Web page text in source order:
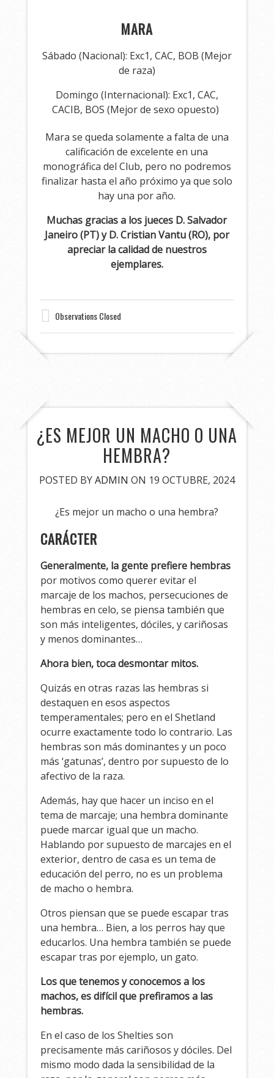
MARA
Sábado (Nacional): Exc1, CAC, BOB (Mejor
de raza)
Domingo (Internacional): Exc1, CAC,
CACIB, BOS (Mejor de sexo opuesto)
Mara se queda solamente a falta de una
calificación de excelente en una
monográfica del Club, pero no podremos
finalizar hasta el año próximo ya que solo
hay una por año.
Muchas gracias a los jueces D. Salvador
Janeiro (PT) y D. Cristian Vantu (RO), por
apreciar la calidad de nuestros
ejemplares.
Observations Closed
¿ES MEJOR UN MACHO O UNA
HEMBRA?
POSTED BYADMIN ON 19 OCTUBRE, 2024
¿Es mejor un macho o una hembra?
CARÁCTER
Generalmente, la gente prefiere hembras
por motivos como querer evitar el
marcaje de los machos, persecuciones de
hembras en celo, se piensa también que
son más inteligentes, dóciles, y cariñosas
y menos dominantes…
Ahora bien, toca desmontar mitos.
Quizás en otras razas las hembras si
destaquen en esos aspectos
temperamentales; pero en el Shetland
ocurre exactamente todo lo contrario. Las
hembras son más dominantes y un poco
más ‘gatunas’, dentro por supuesto de lo
afectivo de la raza.
Además, hay que hacer un inciso en el
tema de marcaje; una hembra dominante
puede marcar igual que un macho.
Hablando por supuesto de marcajes en el
exterior, dentro de casa es un tema de
educación del perro, no es un problema
de macho o hembra.
Otros piensan que se puede escapar tras
una hembra… Bien, a los perros hay que
educarlos. Una hembra también se puede
escapar tras por ejemplo, un gato.
Los que tenemos y conocemos a los
machos, es difícil que prefiramos a las
hembras.
En el caso de los Shelties son
precisamente más cariñosos y dóciles. Del
mismo modo dada la sensibilidad de la